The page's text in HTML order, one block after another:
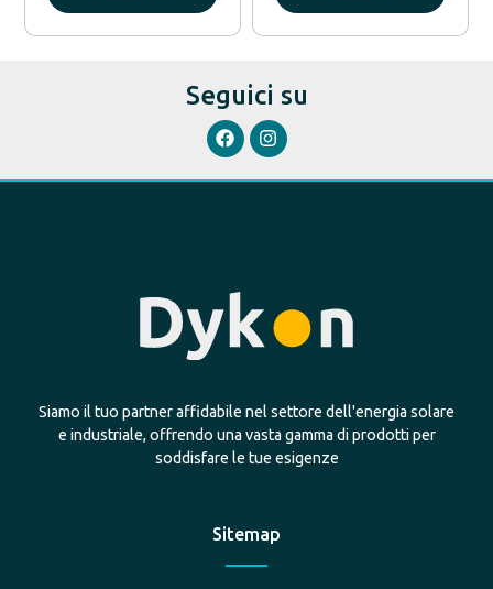
Seguici su
Siamo il tuo partner affidabile nel settore dell'energia solare
e industriale, offrendo una vasta gamma di prodotti per
soddisfare le tue esigenze
Sitemap